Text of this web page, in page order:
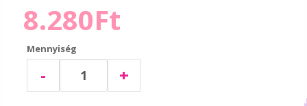
8.280Ft
Mennyiség
- +